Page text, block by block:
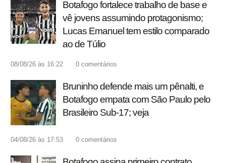
Botafogo fortalece trabalho de base e
vê jovens assumindo protagonismo;
Lucas Emanuel tem estilo comparado
ao de Túlio
08/08/26 às 16:22 0 comentários
Bruninho defende mais um pênalti, e
Botafogo empata com São Paulo pelo
Brasileiro Sub-17; veja
04/08/26 às 17:53 0 comentários